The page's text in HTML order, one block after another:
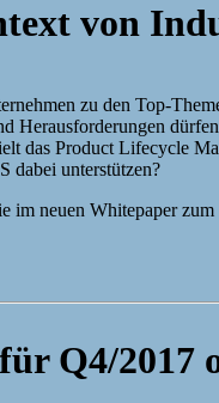
von
zu den Top-
Herausforderungen
das Product Lifecycle
dabei unterstützen?
im neuen Whitepaper
Q4/2017